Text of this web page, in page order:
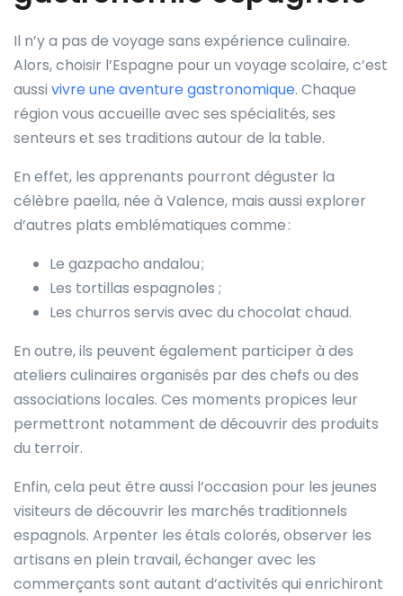
Il n’y a pas de voyage sans expérience culinaire.
Alors, choisir l’Espagne pour un voyage scolaire, c’est
aussi vivre une aventure gastronomique. Chaque
région vous accueille avec ses spécialités, ses
senteurs et ses traditions autour de la table.
En effet, les apprenants pourront déguster la
célèbre paella, née à Valence, mais aussi explorer
d’autres plats emblématiques comme :
Le gazpacho andalou ;
Les tortillas espagnoles ;
Les churros servis avec du chocolat chaud.
En outre, ils peuvent également participer à des
ateliers culinaires organisés par des chefs ou des
associations locales. Ces moments propices leur
permettront notamment de découvrir des produits
du terroir.
Enfin, cela peut être aussi l’occasion pour les jeunes
visiteurs de découvrir les marchés traditionnels
espagnols. Arpenter les étals colorés, observer les
artisans en plein travail, échanger avec les
commerçants sont autant d’activités qui enrichiront